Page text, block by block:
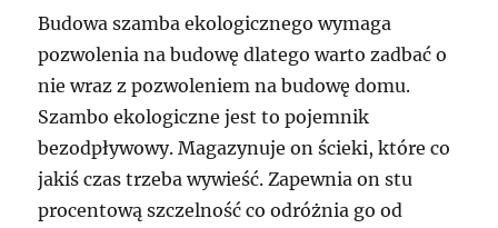
Budowa szamba ekologicznego wymaga
pozwolenia na budowę dlatego warto zadbać o
nie wraz z pozwoleniem na budowę domu.
Szambo ekologiczne jest to pojemnik
bezodpływowy. Magazynuje on ścieki, które co
jakiś czas trzeba wywieść. Zapewnia on stu
procentową szczelność co odróżnia go od